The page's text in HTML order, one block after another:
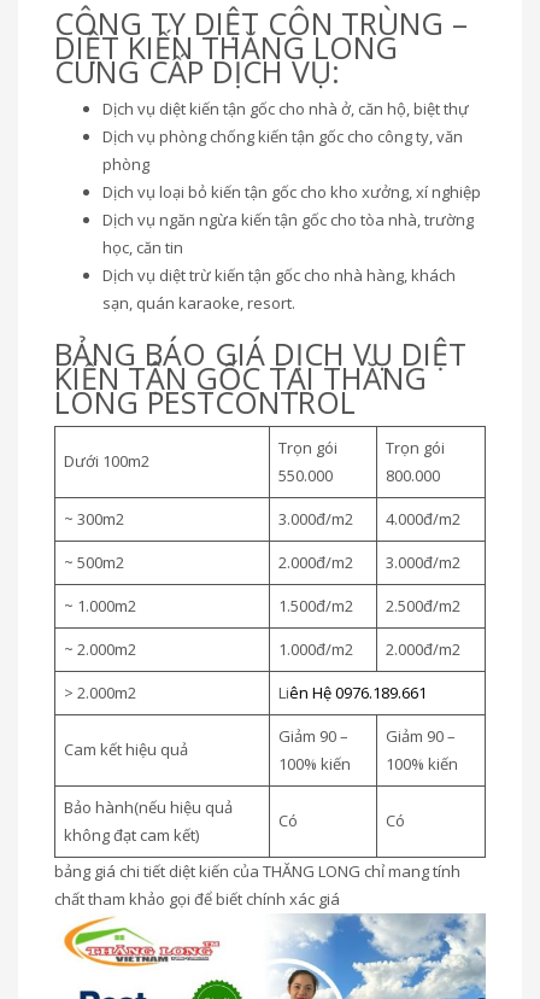
CÔNG TY DIỆT CÔN TRÙNG –
DIỆT KIẾN THĂNG LONG
CUNG CẤP DỊCH VỤ:
Dịch vụ diệt kiến tận gốc cho nhà ở, căn hộ, biệt thự
Dịch vụ phòng chống kiến tận gốc cho công ty, văn
phòng
Dịch vụ loại bỏ kiến tận gốc cho kho xưởng, xí nghiệp
Dịch vụ ngăn ngừa kiến tận gốc cho tòa nhà, trường
học, căn tin
Dịch vụ diệt trừ kiến tận gốc cho nhà hàng, khách
sạn, quán karaoke, resort.
BẢNG BÁO GIÁ DỊCH VỤ DIỆT
KIẾN TẬN GỐC TẠI THĂNG
LONG PESTCONTROL
Dưới 100m2
Trọn gói
550.000
Trọn gói
800.000
~ 300m2
3.000đ/m2
4.000đ/m2
~ 500m2
2.000đ/m2
3.000đ/m2
~ 1.000m2
1.500đ/m2
2.500đ/m2
~ 2.000m2
1.000đ/m2
2.000đ/m2
> 2.000m2
Liên Hệ 0976.189.661
Cam kết hiệu quả
Giảm 90 –
100% kiến
Giảm 90 –
100% kiến
Bảo hành(nếu hiệu quả
không đạt cam kết)
Có Có
bảng giá chi tiết diệt kiến của THĂNG LONG chỉ mang tính
chất tham khảo gọi để biết chính xác giá